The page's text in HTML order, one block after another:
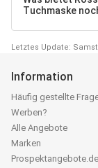
Tuchmaske
Letztes Update:
Information
Häufig gestellte
Werben?
Alle Angebote
Marken